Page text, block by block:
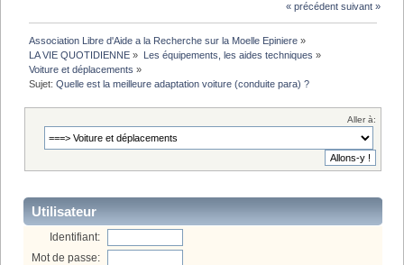
« précédent suivant »
Association Libre d'Aide a la Recherche sur la Moelle Epiniere »
LA VIE QUOTIDIENNE » Les équipements, les aides techniques »
Voiture et déplacements »
Sujet:Quelle est la meilleure adaptation voiture (conduite para) ?
Aller à:
Utilisateur
Identifiant:
Mot de passe: